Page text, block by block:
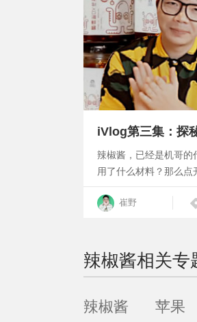
iVlog第三集：探
辣椒酱，已经是机哥的
用了什么材料？那么点
崔野
辣椒酱相关专
辣椒酱 苹果